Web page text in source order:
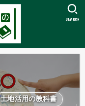
SEARCH
土地活用の教科書